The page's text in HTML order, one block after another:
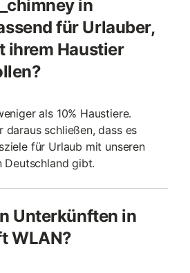
in
für Urlauber,
ihrem Haustier
als 10% Haustiere.
daraus schließen, dass es
für Urlaub mit unseren
Deutschland gibt.
Unterkünften in
WLAN?